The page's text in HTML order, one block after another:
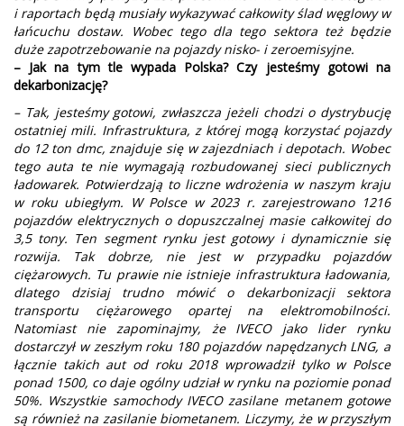
i raportach będą musiały wykazywać całkowity ślad węglowy w
łańcuchu dostaw. Wobec tego dla tego sektora też będzie
duże zapotrzebowanie na pojazdy nisko- i zeroemisyjne.
– Jak na tym tle wypada Polska? Czy jesteśmy gotowi na
dekarbonizację?
– Tak, jesteśmy gotowi, zwłaszcza jeżeli chodzi o dystrybucję
ostatniej mili. Infrastruktura, z której mogą korzystać pojazdy
do 12 ton dmc, znajduje się w zajezdniach i depotach. Wobec
tego auta te nie wymagają rozbudowanej sieci publicznych
ładowarek. Potwierdzają to liczne wdrożenia w naszym kraju
w roku ubiegłym. W Polsce w 2023 r. zarejestrowano 1216
pojazdów elektrycznych o dopuszczalnej masie całkowitej do
3,5 tony. Ten segment rynku jest gotowy i dynamicznie się
rozwija. Tak dobrze, nie jest w przypadku pojazdów
ciężarowych. Tu prawie nie istnieje infrastruktura ładowania,
dlatego dzisiaj trudno mówić o dekarbonizacji sektora
transportu ciężarowego opartej na elektromobilności.
Natomiast nie zapominajmy, że IVECO jako lider rynku
dostarczył w zeszłym roku 180 pojazdów napędzanych LNG, a
łącznie takich aut od roku 2018 wprowadził tylko w Polsce
ponad 1500, co daje ogólny udział w rynku na poziomie ponad
50%. Wszystkie samochody IVECO zasilane metanem gotowe
są również na zasilanie biometanem. Liczymy, że w przyszłym